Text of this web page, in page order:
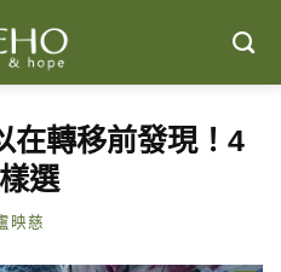
在轉移前發現！4
選
映慈